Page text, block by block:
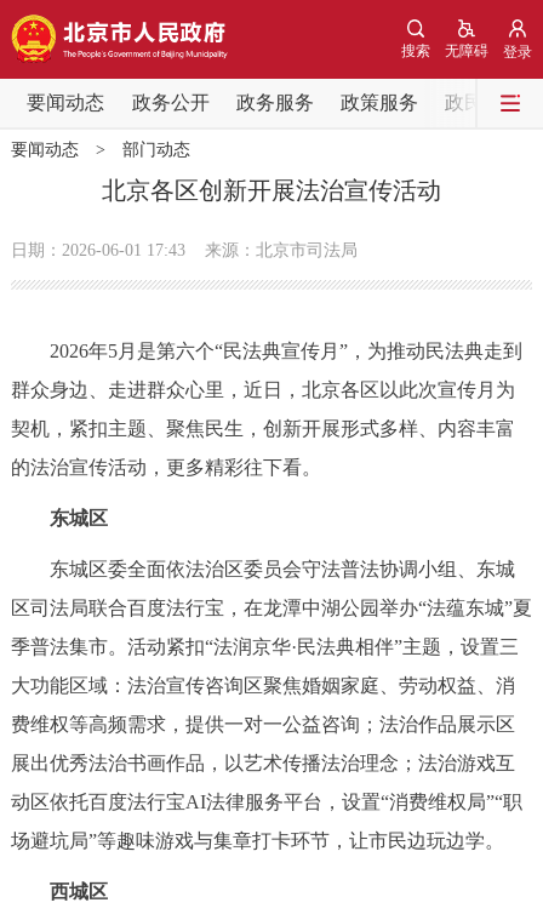
登录
无障碍
搜索
要闻动态 政务公开 政务服务 政策服务 政民互动
要闻动态
党中央精神
政务公开
市领导 机构职能 政策服务
决策公开 专题公开
政务服务
个人服务 法人服务 部门服务
便民服务 利企服务 投资项目
中介服务 阳光政务
政民互动
要闻动态> 部门动态
北京各区创新开展法治宣传活动
日期：2026-06-01 17:43 来源：北京市司法局
2026年5月是第六个“民法典宣传月”，为推动民法典走到
群众身边、走进群众心里，近日，北京各区以此次宣传月为
契机，紧扣主题、聚焦民生，创新开展形式多样、内容丰富
的法治宣传活动，更多精彩往下看。
东城区
东城区委全面依法治区委员会守法普法协调小组、东城
区司法局联合百度法行宝，在龙潭中湖公园举办“法蕴东城”夏
季普法集市。活动紧扣“法润京华·民法典相伴”主题，设置三
大功能区域：法治宣传咨询区聚焦婚姻家庭、劳动权益、消
费维权等高频需求，提供一对一公益咨询；法治作品展示区
展出优秀法治书画作品，以艺术传播法治理念；法治游戏互
动区依托百度法行宝AI法律服务平台，设置“消费维权局”“职
场避坑局”等趣味游戏与集章打卡环节，让市民边玩边学。
西城区